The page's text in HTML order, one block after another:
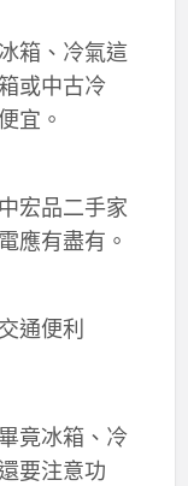
箱、冷氣這
或中古冷
宜。
宏品二手家
應有盡有。
通便利
竟冰箱、冷
要注意功